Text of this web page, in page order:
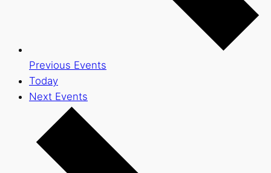
Previous Events
Today
Next Events